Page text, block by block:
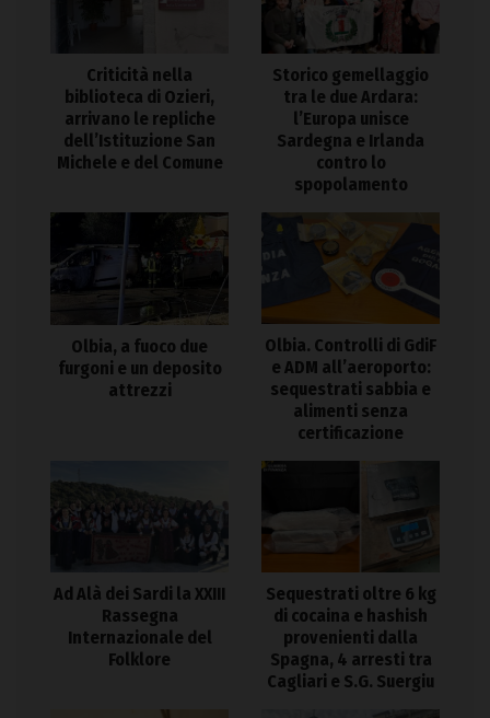
Criticità nella
biblioteca di Ozieri,
arrivano le repliche
dell’Istituzione San
Michele e del Comune
Storico gemellaggio
tra le due Ardara:
l’Europa unisce
Sardegna e Irlanda
contro lo
spopolamento
Olbia, a fuoco due
furgoni e un deposito
attrezzi
Olbia. Controlli di GdiF
e ADM all’aeroporto:
sequestrati sabbia e
alimenti senza
certificazione
Ad Alà dei Sardi la XXIII
Rassegna
Internazionale del
Folklore
Sequestrati oltre 6 kg
di cocaina e hashish
provenienti dalla
Spagna, 4 arresti tra
Cagliari e S.G. Suergiu